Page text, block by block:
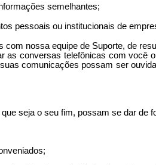
semelhantes;
pessoais ou institucionais de
nossa equipe de Suporte, de
as conversas telefônicas com você
comunicações possam ser
seja o seu fim, possam se dar de